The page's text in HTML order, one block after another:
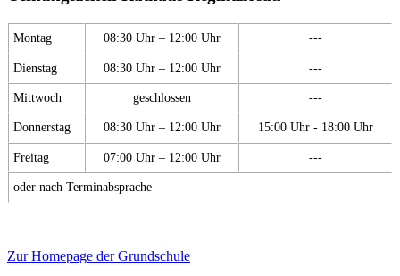
Montag 08:30 Uhr – 12:00 Uhr ---
Dienstag 08:30 Uhr – 12:00 Uhr ---
Mittwoch geschlossen ---
Donnerstag 08:30 Uhr – 12:00 Uhr 15:00 Uhr - 18:00 Uhr
Freitag 07:00 Uhr – 12:00 Uhr ---
oder nach Terminabsprache
Zur Homepage der Grundschule